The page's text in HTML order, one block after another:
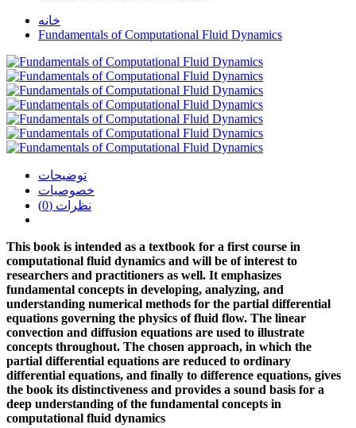
خانه
Fundamentals of Computational Fluid Dynamics
توضیحات
خصوصیات
نظرات (0)
This book is intended as a textbook for a first course in
computational fluid dynamics and will be of interest to
researchers and practitioners as well. It emphasizes
fundamental concepts in developing, analyzing, and
understanding numerical methods for the partial differential
equations governing the physics of fluid flow. The linear
convection and diffusion equations are used to illustrate
concepts throughout. The chosen approach, in which the
partial differential equations are reduced to ordinary
differential equations, and finally to difference equations, gives
the book its distinctiveness and provides a sound basis for a
deep understanding of the fundamental concepts in
computational fluid dynamics